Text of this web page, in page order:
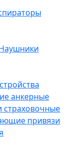
анкерные
страховочные
привязи